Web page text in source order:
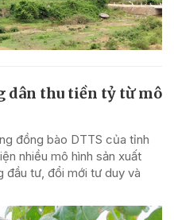
dân thu tiền tỷ từ mô
đồng bào DTTS của tỉnh
nhiều mô hình sản xuất
đầu tư, đổi mới tư duy và